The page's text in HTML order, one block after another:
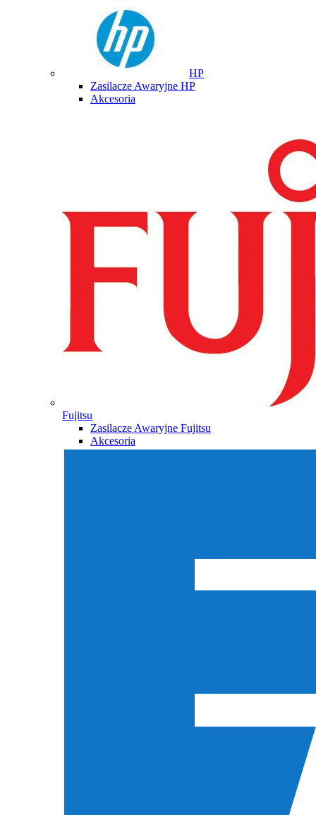
HP
Zasilacze Awaryjne HP
Akcesoria
Fujitsu
Zasilacze Awaryjne Fujitsu
Akcesoria